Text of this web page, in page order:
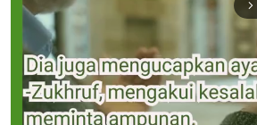
arrow_forward_ios